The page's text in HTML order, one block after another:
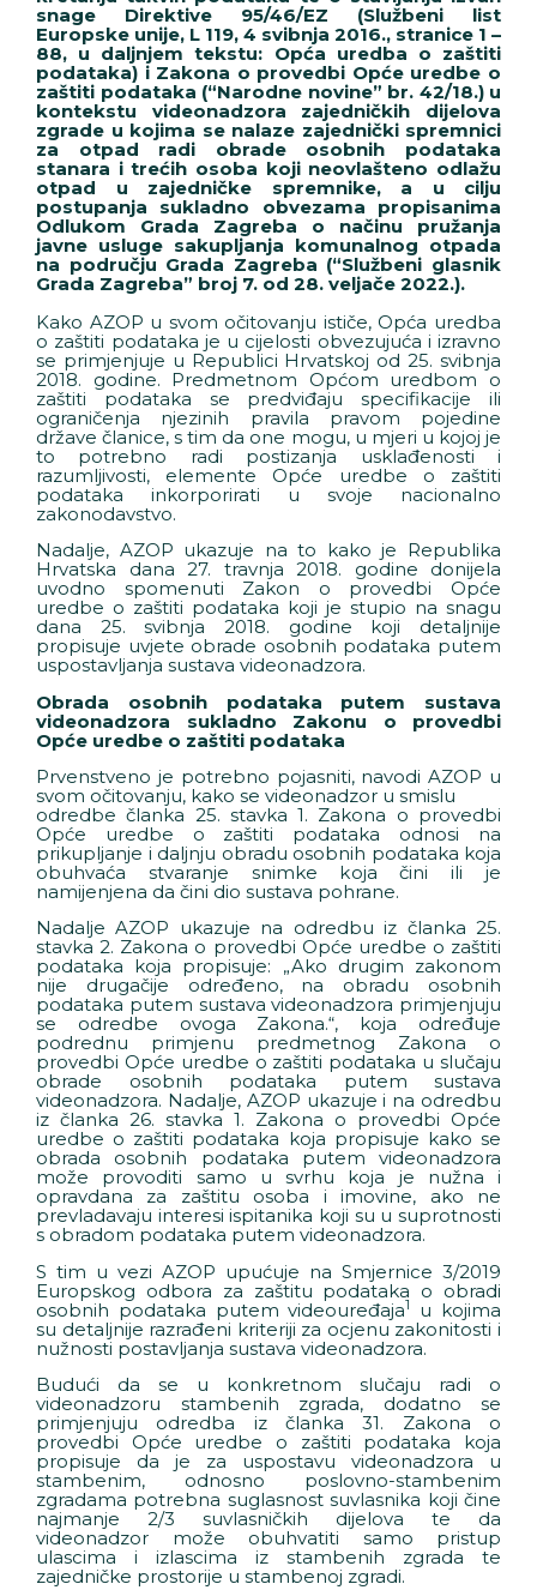
snage Direktive 95/46/EZ (Službeni list
Europske unije, L 119, 4 svibnja 2016., stranice 1 –
88, u daljnjem tekstu: Opća uredba o zaštiti
podataka) i Zakona o provedbi Opće uredbe o
zaštiti podataka (“Narodne novine” br. 42/18.) u
kontekstu videonadzora zajedničkih dijelova
zgrade u kojima se nalaze zajednički spremnici
za otpad radi obrade osobnih podataka
stanara i trećih osoba koji neovlašteno odlažu
otpad u zajedničke spremnike, a u cilju
postupanja sukladno obvezama propisanima
Odlukom Grada Zagreba o načinu pružanja
javne usluge sakupljanja komunalnog otpada
na području Grada Zagreba (“Službeni glasnik
Grada Zagreba” broj 7. od 28. veljače 2022.).
Kako AZOP u svom očitovanju ističe, Opća uredba
o zaštiti podataka je u cijelosti obvezujuća i izravno
se primjenjuje u Republici Hrvatskoj od 25. svibnja
2018. godine. Predmetnom Općom uredbom o
zaštiti podataka se predviđaju specifikacije ili
ograničenja njezinih pravila pravom pojedine
države članice, s tim da one mogu, u mjeri u kojoj je
to potrebno radi postizanja usklađenosti i
razumljivosti, elemente Opće uredbe o zaštiti
podataka inkorporirati u svoje nacionalno
zakonodavstvo.
Nadalje, AZOP ukazuje na to kako je Republika
Hrvatska dana 27. travnja 2018. godine donijela
uvodno spomenuti Zakon o provedbi Opće
uredbe o zaštiti podataka koji je stupio na snagu
dana 25. svibnja 2018. godine koji detaljnije
propisuje uvjete obrade osobnih podataka putem
uspostavljanja sustava videonadzora.
Obrada osobnih podataka putem sustava
videonadzora sukladno Zakonu o provedbi
Opće uredbe o zaštiti podataka
Prvenstveno je potrebno pojasniti, navodi AZOP u
svom očitovanju, kako se videonadzor u smislu
odredbe članka 25. stavka 1. Zakona o provedbi
Opće uredbe o zaštiti podataka odnosi na
prikupljanje i daljnju obradu osobnih podataka koja
obuhvaća stvaranje snimke koja čini ili je
namijenjena da čini dio sustava pohrane.
Nadalje AZOP ukazuje na odredbu iz članka 25.
stavka 2. Zakona o provedbi Opće uredbe o zaštiti
podataka koja propisuje: „Ako drugim zakonom
nije drugačije određeno, na obradu osobnih
podataka putem sustava videonadzora primjenjuju
se odredbe ovoga Zakona.“, koja određuje
podrednu primjenu predmetnog Zakona o
provedbi Opće uredbe o zaštiti podataka u slučaju
obrade osobnih podataka putem sustava
videonadzora. Nadalje, AZOP ukazuje i na odredbu
iz članka 26. stavka 1. Zakona o provedbi Opće
uredbe o zaštiti podataka koja propisuje kako se
obrada osobnih podataka putem videonadzora
može provoditi samo u svrhu koja je nužna i
opravdana za zaštitu osoba i imovine, ako ne
prevladavaju interesi ispitanika koji su u suprotnosti
s obradom podataka putem videonadzora.
S tim u vezi AZOP upućuje na Smjernice 3/2019
Europskog odbora za zaštitu podataka o obradi
osobnih podataka putem videouređaja1
u kojima
su detaljnije razrađeni kriteriji za ocjenu zakonitosti i
nužnosti postavljanja sustava videonadzora.
Budući da se u konkretnom slučaju radi o
videonadzoru stambenih zgrada, dodatno se
primjenjuju odredba iz članka 31. Zakona o
provedbi Opće uredbe o zaštiti podataka koja
propisuje da je za uspostavu videonadzora u
stambenim, odnosno poslovno-stambenim
zgradama potrebna suglasnost suvlasnika koji čine
najmanje 2/3 suvlasničkih dijelova te da
videonadzor može obuhvatiti samo pristup
ulascima i izlascima iz stambenih zgrada te
zajedničke prostorije u stambenoj zgradi.